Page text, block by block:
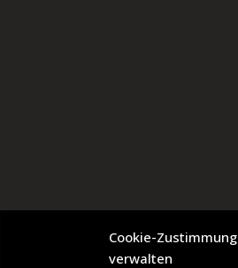
Cookie-Zustimmung
verwalten